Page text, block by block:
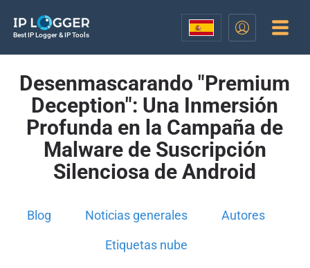
Best IP Logger & IP Tools
Desenmascarando "Premium
Deception": Una Inmersión
Profunda en la Campaña de
Malware de Suscripción
Silenciosa de Android
Blog Noticias generales Autores
Etiquetas nube